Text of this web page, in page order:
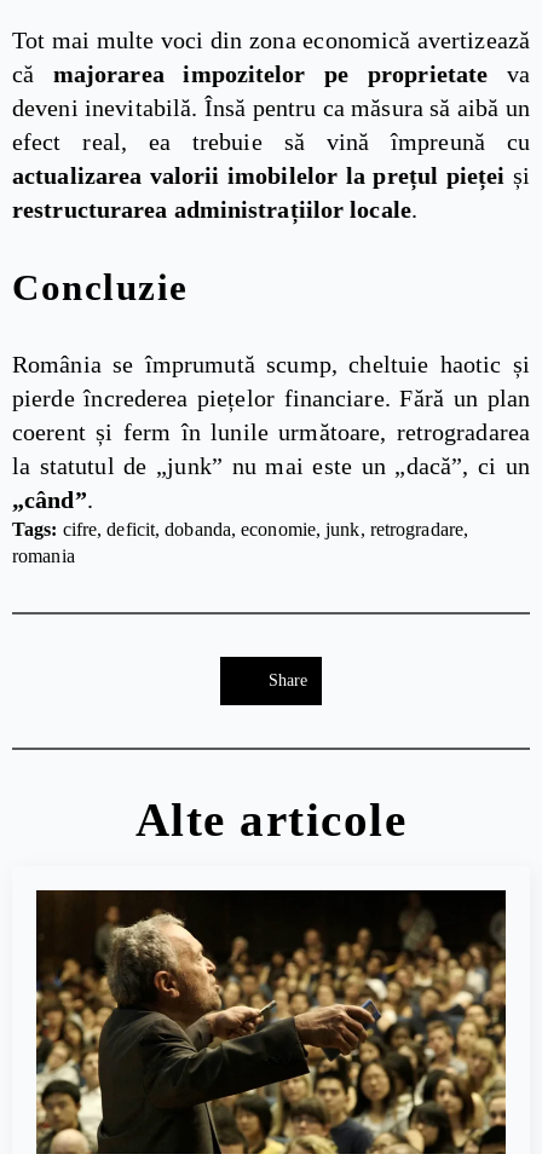
Tot mai multe voci din zona economică avertizează
că majorarea impozitelor pe proprietate va
deveni inevitabilă. Însă pentru ca măsura să aibă un
efect real, ea trebuie să vină împreună cu
actualizarea valorii imobilelor la prețul pieței și
restructurarea administrațiilor locale.
Concluzie
România se împrumută scump, cheltuie haotic și
pierde încrederea piețelor financiare. Fără un plan
coerent și ferm în lunile următoare, retrogradarea
la statutul de „junk” nu mai este un „dacă”, ci un
„când”.
Tags: cifre deficit dobanda economie junk retrogradare
romania
Share
Alte articole